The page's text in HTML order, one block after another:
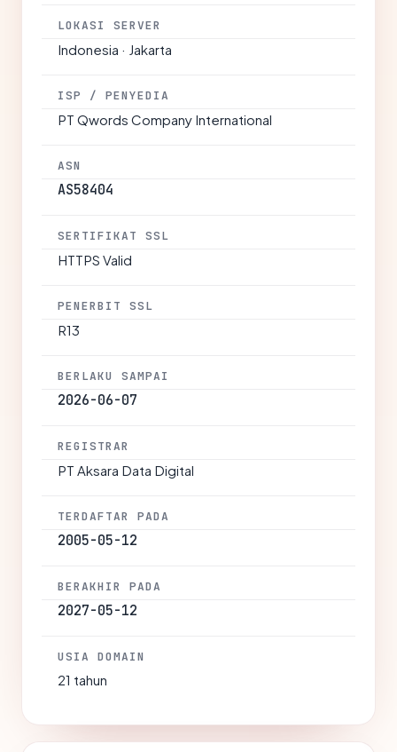
LOKASI SERVER
Indonesia · Jakarta
ISP / PENYEDIA
PT Qwords Company International
ASN
AS58404
SERTIFIKAT SSL
HTTPS Valid
PENERBIT SSL
R13
BERLAKU SAMPAI
2026-06-07
REGISTRAR
PT Aksara Data Digital
TERDAFTAR PADA
2005-05-12
BERAKHIR PADA
2027-05-12
USIA DOMAIN
21 tahun